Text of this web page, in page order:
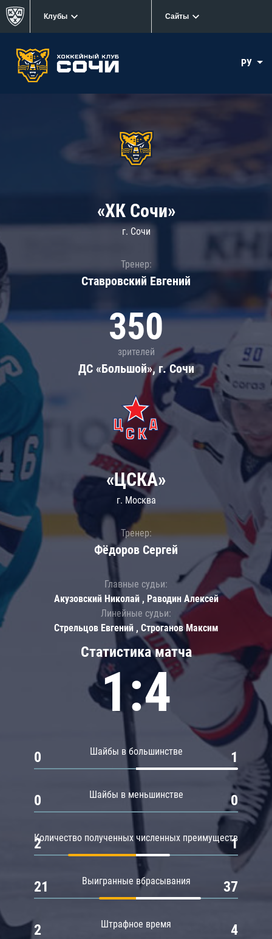
Клубы Сайты
РУ
«ХК Сочи»
г. Сочи
Тренер:
Ставровский Евгений
350
зрителей
ДС «Большой», г. Сочи
Статистика матча
1:4
Шайбы в большинстве
0 1
Шайбы в меньшинстве
0 0
Количество полученных численных преимуществ
2 1
Выигранные вбрасывания
21 37
Штрафное время
2 4
«ЦСКА»
г. Москва
Тренер:
Фёдоров Сергей
Главные судьи:
Акузовский Николай , Раводин Алексей
Линейные судьи:
Стрельцов Евгений , Строганов Максим